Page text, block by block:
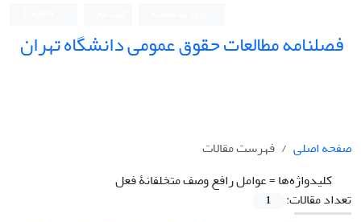
فصلنامه مطالعات حقوق عمومی دانشگاه تهران
صفحه اصلی
فهرست مقالات
کلیدواژه‌ها =عوامل ‏رافع وصف متخلفانۀ فعل
تعداد مقالات:
1